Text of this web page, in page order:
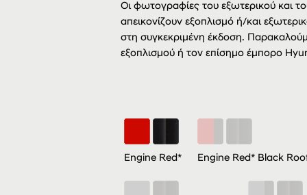
Οι φωτογραφίες του εξωτερικού και
απεικονίζουν εξοπλισμό ή/και
στη συγκεκριμένη έκδοση.
εξοπλισμού ή τον επίσημο έμπορο
Engine Red* Engine Red* Black